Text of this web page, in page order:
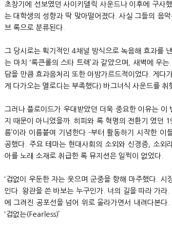
초창기에 선보였던 사이키델릭 사운드나 이후에 구사
는 대학생의 성향과 딱 맞아떨어졌다. 사실 그들의 음
브 록으로 분류된다.
그 당시로는 획기적인 4채널 방식으로 녹음해 효과를
는 마치 ‘록큰롤의 스타 트렉’과 같았으며, 새벽에 우
담을 만큼 효과음처리 또한 아방가르드적이었다. 게다
게 다가오는 멜로디는 부족했다) 바그너식 사운드를 취
그러나 플로이드가 우대받았던 더욱 중요한 이유는 이
지 때문이 아니었을까. 히피와 록 혁명의 전환기 였던
름’이라 이름붙여 기념한다 -부터 활동하기 시작한 이
공했다. 주요 테마는 현대사회의 소외와 신경증, 소외
아를 노래 소재로 취급한 록 뮤지션은 일찍이 없었다.
‘겁없이 우둔한 자는 웃으며 군중을 향해 마주했다.
인다. 왕관을 쓴 바보는 누구인가. 너의 길을 따라 가라
에 그려진 공포선을 넘어 위로 올라가면서 내려다본다
‘겁없는(Fearless)’